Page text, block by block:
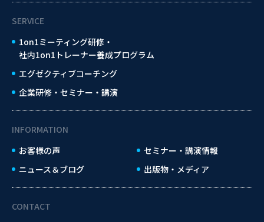
SERVICE
1on1ミーティング研修・
社内1on1トレーナー養成プログラム
エグゼクティブコーチング
企業研修・セミナー・講演
INFORMATION
お客様の声
セミナー・講演情報
ニュース＆ブログ
出版物・メディア
CONTACT